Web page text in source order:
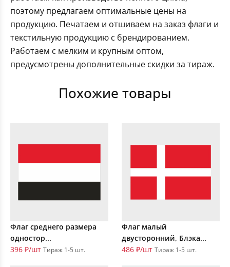
поэтому предлагаем оптимальные цены на
продукцию. Печатаем и отшиваем на заказ флаги и
текстильную продукцию с брендированием.
Работаем с мелким и крупным оптом,
предусмотрены дополнительные скидки за тираж.
Похожие товары
Флаг среднего размера
одностор...
396 ₽/шт Тираж 1-5 шт.
Флаг малый
двусторонний, Блэка...
486 ₽/шт Тираж 1-5 шт.